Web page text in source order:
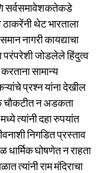
सर्वसमावेशकतेकडे
थेट भारताला
नागरी कायद्याचा
परंपरेशी जोडलेले हिंदुत्व
सामान्य
प्रश्न यांना देखील
चौकटीत न अडकता
त्यांनी दहा रुपयांत
निगडित प्रस्ताव
धार्मिक घोषणेत न राहता
त्यांनी राम मंदिराचा